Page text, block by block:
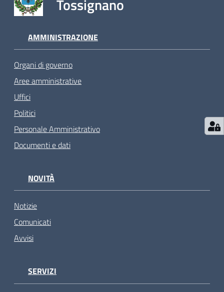
Tossignano
AMMINISTRAZIONE
Organi di governo
Aree amministrative
Uffici
Politici
Personale Amministrativo
Documenti e dati
NOVITÀ
Notizie
Comunicati
Avvisi
SERVIZI